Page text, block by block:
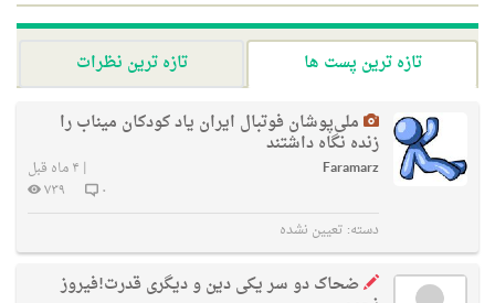
تازه ترین پست ها
تازه ترین نظرات
ملی‌پوشان فوتبال ایران یاد کودکان میناب را
زنده نگاه داشتند
Faramarz
| ۴ ماه قبل
۰
۷۳۹
دسته: تعیین نشده
ضحاک دو سر یکی دین و دیگری قدرت!فیروز